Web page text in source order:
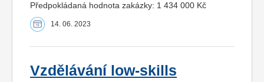
Předpokládaná hodnota zakázky: 1 434 000 Kč
14. 06. 2023
Vzdělávání low-skills